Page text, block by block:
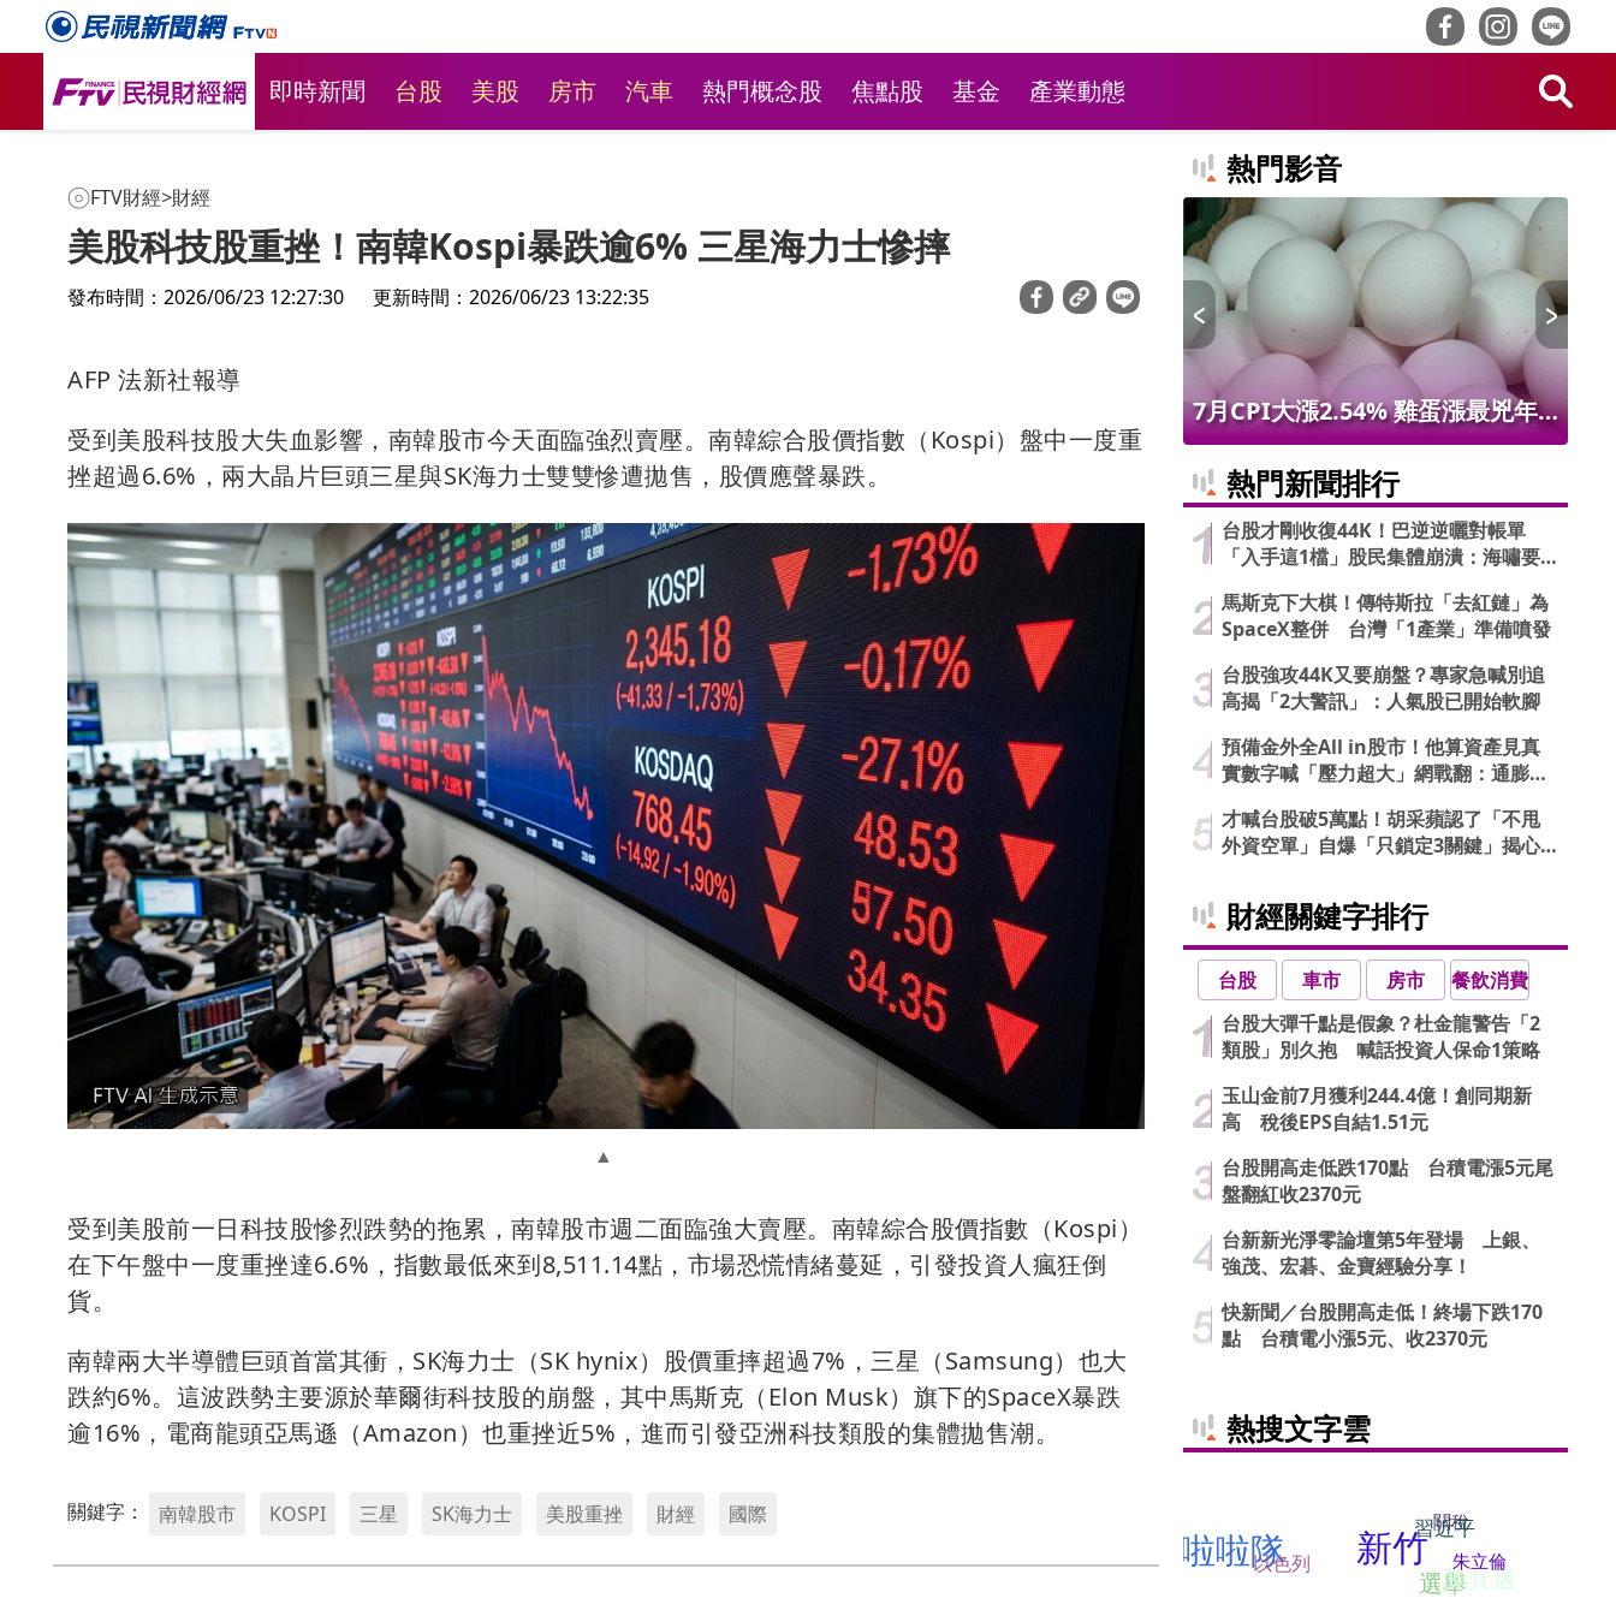
即時新聞 台股 美股 房市 汽車 熱門概念股 焦點股 基金 產業動態
FTV財經>財經
美股科技股重挫！南韓Kospi暴跌逾6% 三星海力士慘摔
發布時間：2026/06/23 12:27:30 更新時間：2026/06/23 13:22:35
AFP 法新社報導
受到美股科技股大失血影響，南韓股市今天面臨強烈賣壓。南韓綜合股價指數（Kospi）盤中一度重
挫超過6.6%，兩大晶片巨頭三星與SK海力士雙雙慘遭拋售，股價應聲暴跌。
受到美股前一日科技股慘烈跌勢的拖累，南韓股市週二面臨強大賣壓。南韓綜合股價指數（Kospi）
在下午盤中一度重挫達6.6%，指數最低來到8,511.14點，市場恐慌情緒蔓延，引發投資人瘋狂倒
貨。
南韓兩大半導體巨頭首當其衝，SK海力士（SK hynix）股價重摔超過7%，三星（Samsung）也大
跌約6%。這波跌勢主要源於華爾街科技股的崩盤，其中馬斯克（Elon Musk）旗下的SpaceX暴跌
逾16%，電商龍頭亞馬遜（Amazon）也重挫近5%，進而引發亞洲科技類股的集體拋售潮。
關鍵字： 南韓股市 KOSPI 三星 SK海力士 美股重挫 財經 國際
熱門影音
萬本吸經銷商搶購
7月CPI大漲2.54% 雞蛋漲最兇年
幅
熱門新聞排行
台股才剛收復44K！巴逆逆曬對帳單
「入手這1檔」股民集體崩潰：海嘯要
馬斯克下大棋！傳特斯拉「去紅鏈」為
SpaceX整併 台灣「1產業」準備噴發
台股強攻44K又要崩盤？專家急喊別追
高揭「2大警訊」：人氣股已開始軟腳
預備金外全All in股市！他算資產見真
實數字喊「壓力超大」網戰翻：通膨才
才喊台股破5萬點！胡采蘋認了「不甩
外資空單」自爆「只鎖定3關鍵」揭心
財經關鍵字排行
台股 車市 房市
餐飲消費
台股大彈千點是假象？杜金龍警告「2
類股」別久抱 喊話投資人保命1策略
玉山金前7月獲利244.4億！創同期新
高 稅後EPS自結1.51元
台股開高走低跌170點 台積電漲5元尾
盤翻紅收2370元
台新新光淨零論壇第5年登場 上銀、
強茂、宏碁、金寶經驗分享！
快新聞／台股開高走低！終場下跌170
點 台積電小漲5元、收2370元
熱搜文字雲
啦啦隊
以色列
選舉
關稅
陳其邁
習近平
朱立倫
新竹